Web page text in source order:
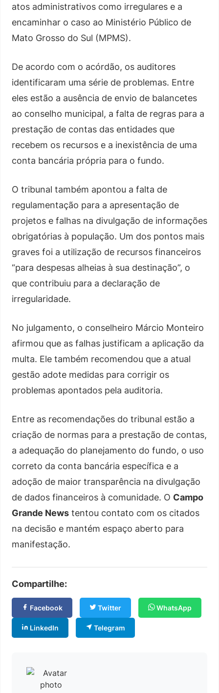
atos administrativos como irregulares e a
encaminhar o caso ao Ministério Público de
Mato Grosso do Sul (MPMS).
De acordo com o acórdão, os auditores
identificaram uma série de problemas. Entre
eles estão a ausência de envio de balancetes
ao conselho municipal, a falta de regras para a
prestação de contas das entidades que
recebem os recursos e a inexistência de uma
conta bancária própria para o fundo.
O tribunal também apontou a falta de
regulamentação para a apresentação de
projetos e falhas na divulgação de informações
obrigatórias à população. Um dos pontos mais
graves foi a utilização de recursos financeiros
“para despesas alheias à sua destinação”, o
que contribuiu para a declaração de
irregularidade.
No julgamento, o conselheiro Márcio Monteiro
afirmou que as falhas justificam a aplicação da
multa. Ele também recomendou que a atual
gestão adote medidas para corrigir os
problemas apontados pela auditoria.
Entre as recomendações do tribunal estão a
criação de normas para a prestação de contas,
a adequação do planejamento do fundo, o uso
correto da conta bancária específica e a
adoção de maior transparência na divulgação
de dados financeiros à comunidade. O Campo
Grande News tentou contato com os citados
na decisão e mantém espaço aberto para
manifestação.
Compartilhe:
Facebook Twitter WhatsApp
LinkedIn Telegram